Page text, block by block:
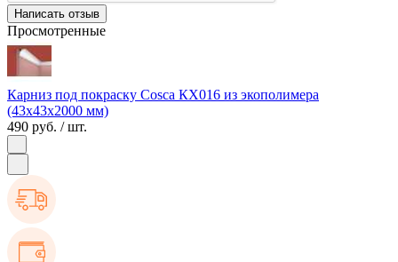
Написать отзыв
Просмотренные
Карниз под покраску Cosca КХ016 из экополимера
(43х43х2000 мм)
490 руб. / шт.